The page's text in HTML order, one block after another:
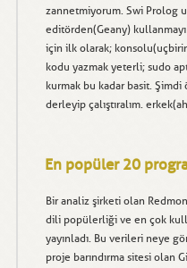
zannetmiyorum. Swi Prolog
editörden(Geany)
için ilk olarak;
kodu yazmak yeterli; sudo
kurmak bu kadar basit. Şimdi
derleyip çalıştıralım.
En popüler 20
Bir analiz şirketi olan
dili popülerliği ve en çok
yayınladı. Bu verileri neye
proje barındırma sitesi olan